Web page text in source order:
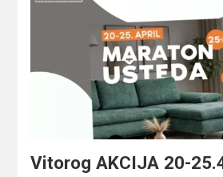
Vitorog AKCIJA 20-